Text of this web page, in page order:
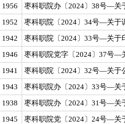
1956 枣科职院办〔2024〕38号—关
1952 枣科职院〔2024〕34号—关于
1942 枣科职院〔2024〕33号—关于
1946 枣科职院党字〔2024〕37号—
1941 枣科职院〔2024〕32号—关于
1943 枣科职院办〔2024〕33号—关
1938 枣科职院办〔2024〕31号—关
1945 枣科职院党〔2024〕24号—关